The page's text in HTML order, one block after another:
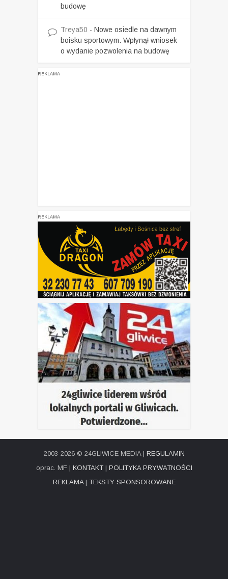
budowę
Treya50 - Nowe osiedle na dawnym
boisku sportowym. Wpłynął wniosek
o wydanie pozwolenia na budowę
REKLAMA
REKLAMA
2003-2026 © 24GLIWICE MEDIA | REGULAMIN
oprac. MF | KONTAKT| POLITYKA PRYWATNOŚCI
REKLAMA| TEKSTY SPONSOROWANE